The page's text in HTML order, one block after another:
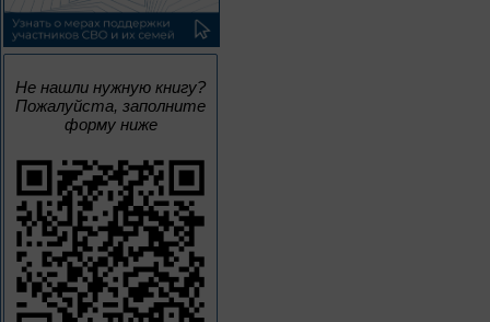
Не нашли нужную книгу?
Пожалуйста, заполните
форму ниже